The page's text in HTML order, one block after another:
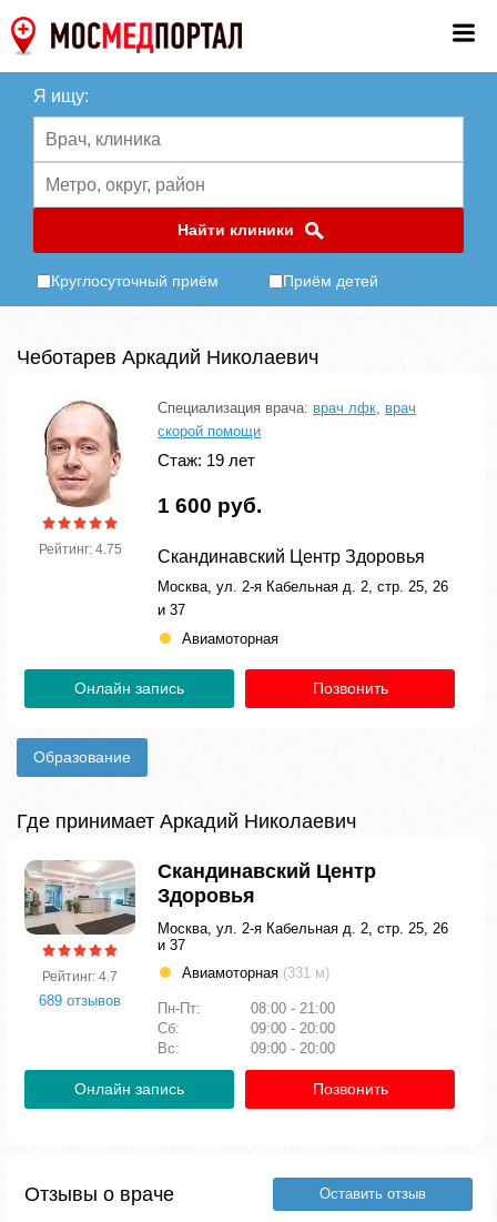
Я ищу:
Найти клиники
Круглосуточный приём Приём детей
Чеботарев Аркадий Николаевич
Рейтинг: 4.75
Специализация врача: врач лфк, врач
скорой помощи
Стаж: 19 лет
1 600 руб.
Скандинавский Центр Здоровья
Москва, ул. 2-я Кабельная д. 2, стр. 25, 26
и 37
Авиамоторная
Онлайн запись Позвонить
Образование
Где принимает Аркадий Николаевич
Рейтинг: 4.7
689 отзывов
Скандинавский Центр
Здоровья
Москва, ул. 2-я Кабельная д. 2, стр. 25, 26
и 37
Авиамоторная (331 м)
Пн-Пт:
08:00 - 21:00
Сб:
09:00 - 20:00
Вс:
09:00 - 20:00
Онлайн запись Позвонить
Отзывы о враче Оставить отзыв